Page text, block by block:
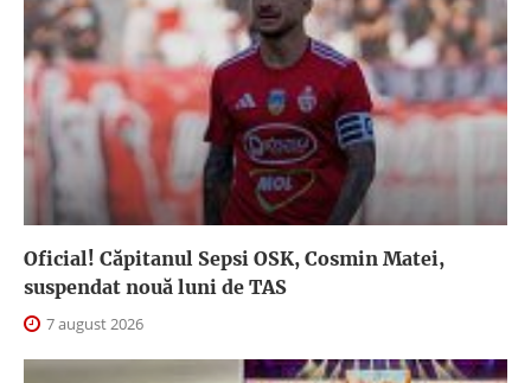
Oficial! Căpitanul Sepsi OSK, Cosmin Matei,
suspendat nouă luni de TAS
7 august 2026